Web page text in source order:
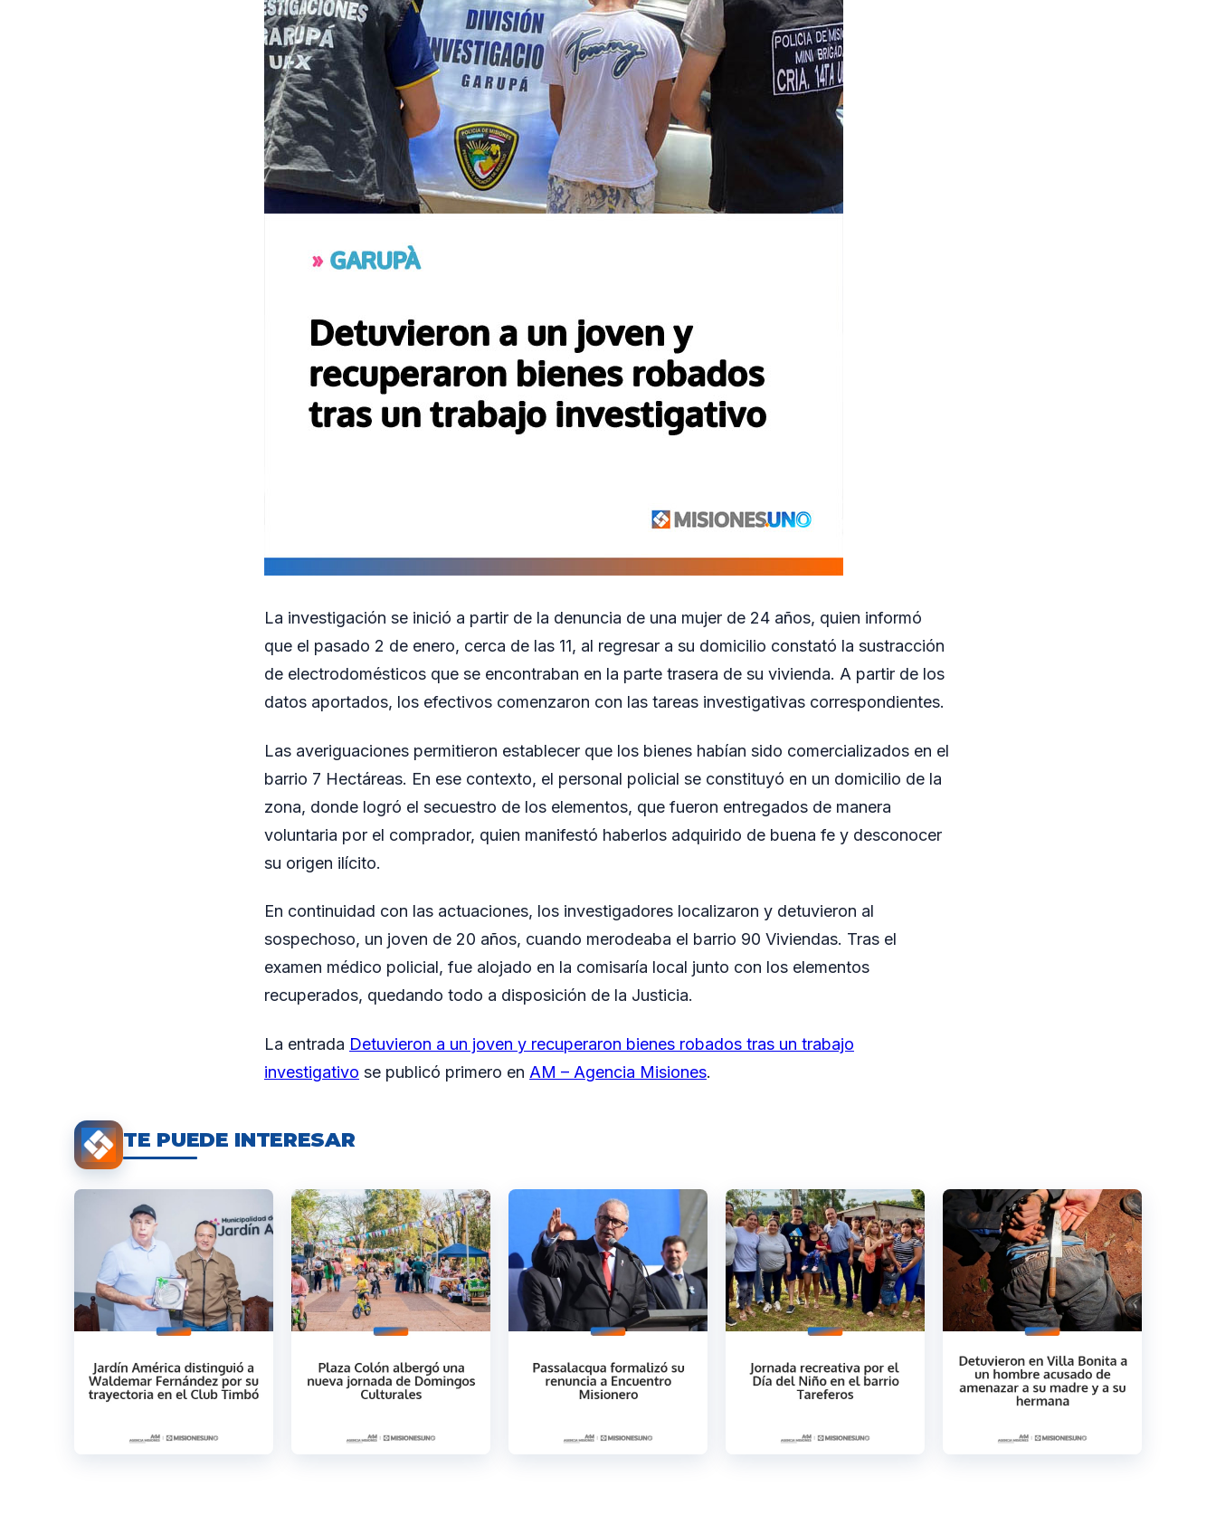
La investigación se inició a partir de la denuncia de una mujer de 24 años, quien informó
que el pasado 2 de enero, cerca de las 11, al regresar a su domicilio constató la sustracción
de electrodomésticos que se encontraban en la parte trasera de su vivienda. A partir de los
datos aportados, los efectivos comenzaron con las tareas investigativas correspondientes.
Las averiguaciones permitieron establecer que los bienes habían sido comercializados en el
barrio 7 Hectáreas. En ese contexto, el personal policial se constituyó en un domicilio de la
zona, donde logró el secuestro de los elementos, que fueron entregados de manera
voluntaria por el comprador, quien manifestó haberlos adquirido de buena fe y desconocer
su origen ilícito.
En continuidad con las actuaciones, los investigadores localizaron y detuvieron al
sospechoso, un joven de 20 años, cuando merodeaba el barrio 90 Viviendas. Tras el
examen médico policial, fue alojado en la comisaría local junto con los elementos
recuperados, quedando todo a disposición de la Justicia.
La entrada Detuvieron a un joven y recuperaron bienes robados tras un trabajo
investigativo se publicó primero en AM – Agencia Misiones.
TE PUEDE INTERESAR